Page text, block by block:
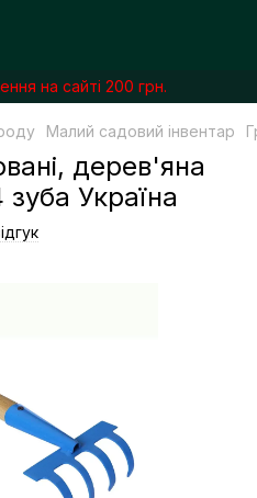
на сайті 200 грн.
Малий садовий інвентар
дерев'яна
Україна